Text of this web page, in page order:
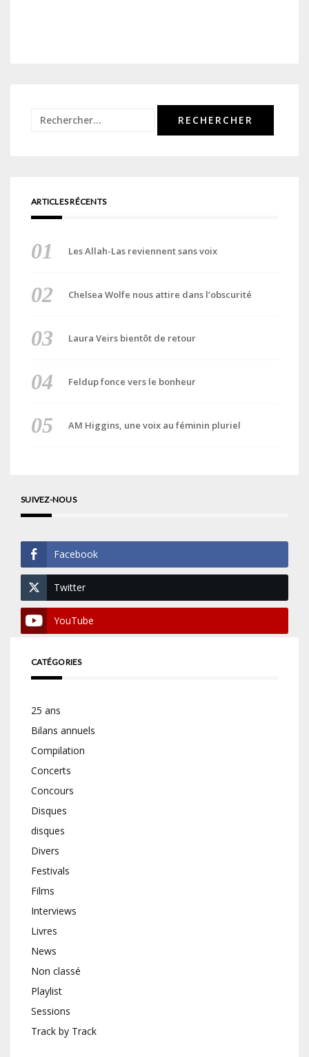
Rechercher :
ARTICLES RÉCENTS
Les Allah-Las reviennent sans voix
Chelsea Wolfe nous attire dans l’obscurité
Laura Veirs bientôt de retour
Feldup fonce vers le bonheur
AM Higgins, une voix au féminin pluriel
SUIVEZ-NOUS
Facebook
Twitter
YouTube
CATÉGORIES
25 ans
Bilans annuels
Compilation
Concerts
Concours
Disques
disques
Divers
Festivals
Films
Interviews
Livres
News
Non classé
Playlist
Sessions
Track by Track